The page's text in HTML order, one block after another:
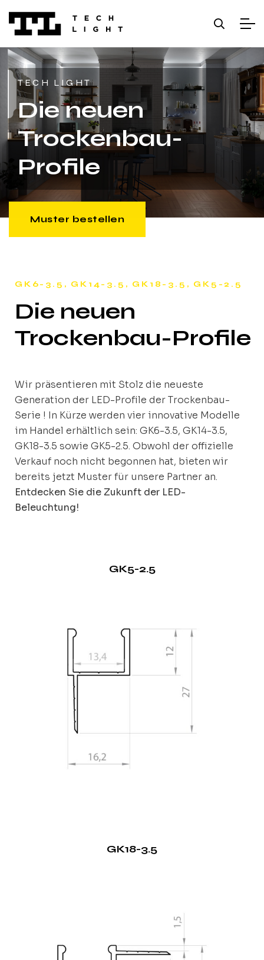
TECH LIGHT
Die neuen
Trockenbau-
Profile
Muster bestellen
GK6-3.5, GK14-3.5, GK18-3.5, GK5-2.5
Die neuen
Trockenbau-Profile
Wir präsentieren mit Stolz die neueste
Generation der LED-Profile der Trockenbau-
Serie ! In Kürze werden vier innovative Modelle
im Handel erhältlich sein: GK6-3.5, GK14-3.5,
GK18-3.5 sowie GK5-2.5. Obwohl der offizielle
Verkauf noch nicht begonnen hat, bieten wir
bereits jetzt Muster für unsere Partner an.
Entdecken Sie die Zukunft der LED-
Beleuchtung!
GK5-2.5
GK18-3.5